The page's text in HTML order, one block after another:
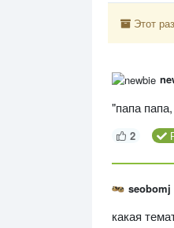
Этот
"папа
2
seobomj
какая